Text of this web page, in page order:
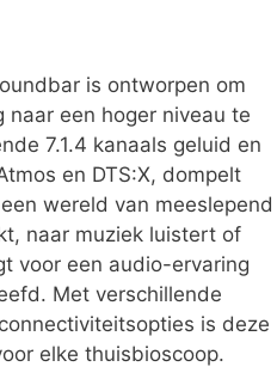
is ontworpen om
een hoger niveau te
7.1.4 kanaals geluid en
en DTS:X, dompelt
wereld van meeslepend
naar muziek luistert of
voor een audio-ervaring
Met verschillende
is deze
elke thuisbioscoop.